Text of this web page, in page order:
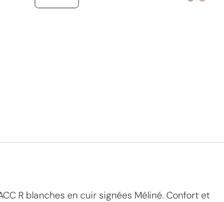
R blanches en cuir signées Méliné. Confort et